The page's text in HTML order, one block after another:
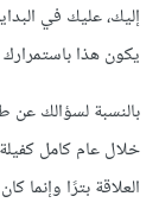
إليك، عليك في
يكون هذا
بالنسبة لسؤالك عن
خلال عام كامل
العلاقة بترًا وإنما